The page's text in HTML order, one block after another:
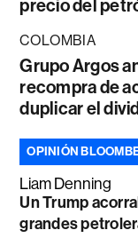
precio del
COLOMBIA
Grupo Argos
recompra de
duplicar el
OPINIÓN
Liam Denning
Un Trump
grandes